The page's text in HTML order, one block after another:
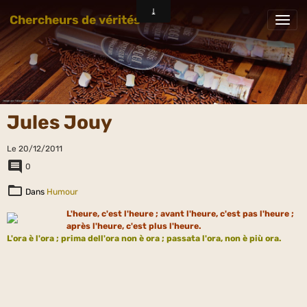
Chercheurs de vérités
Jules Jouy
Le 20/12/2011
0
Dans Humour
L'heure, c'est l'heure ; avant l'heure, c'est pas l'heure ;
après l'heure, c'est plus l'heure.
L'ora è l'ora ; prima dell'ora non è ora ; passata l'ora, non è più ora.